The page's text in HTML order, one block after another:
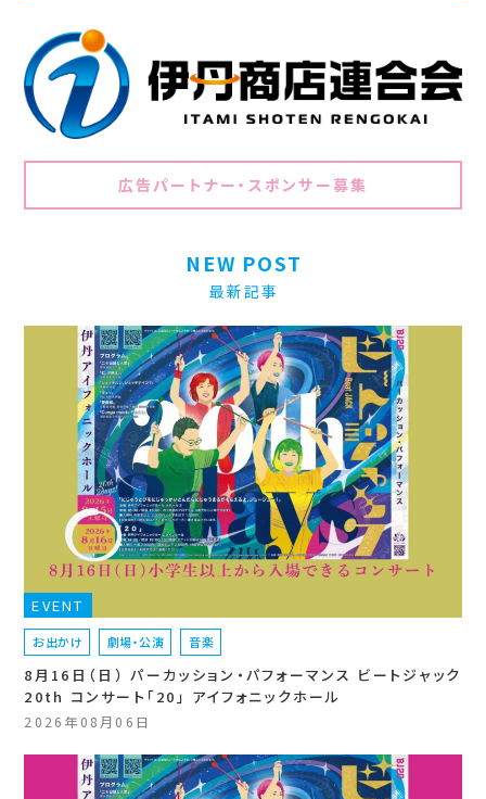
広告パートナー・スポンサー募集
NEW POST
最新記事
EVENT
お出かけ 劇場・公演 音楽
8月16日（日） パーカッション・パフォーマンス ビートジャック
20th コンサート「20」 アイフォニックホール
2026年08月06日